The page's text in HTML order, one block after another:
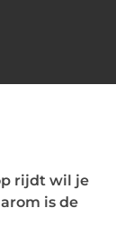
rijdt wil je
is de